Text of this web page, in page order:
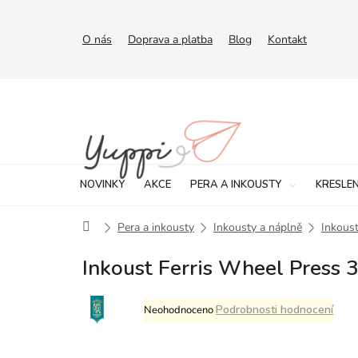
O nás Doprava a platba Blog Kontakt
NOVINKY AKCE PERA A INKOUSTY
DomůPera a inkousty Inkousty a náplně
Inkoust Ferris Wheel Press
Průměrné
hodnocení
NeohodnocenoPodrobnosti hodnocení